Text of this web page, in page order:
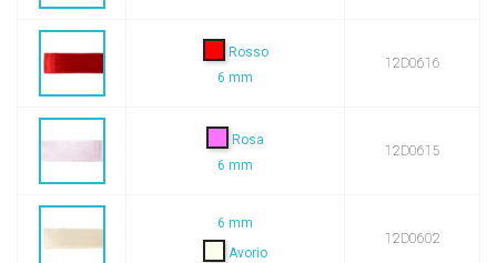
Rosso
6 mm
12D0616
Rosa
6 mm
12D0615
6 mm
Avorio
12D0602